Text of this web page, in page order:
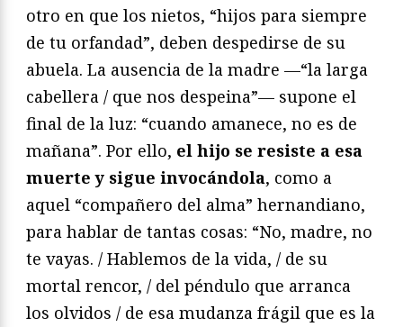
otro en que los nietos, “hijos para siempre
de tu orfandad”, deben despedirse de su
abuela. La ausencia de la madre —“la larga
cabellera / que nos despeina”— supone el
final de la luz: “cuando amanece, no es de
mañana”. Por ello, el hijo se resiste a esa
muerte y sigue invocándola, como a
aquel “compañero del alma” hernandiano,
para hablar de tantas cosas: “No, madre, no
te vayas. / Hablemos de la vida, / de su
mortal rencor, / del péndulo que arranca
los olvidos / de esa mudanza frágil que es la